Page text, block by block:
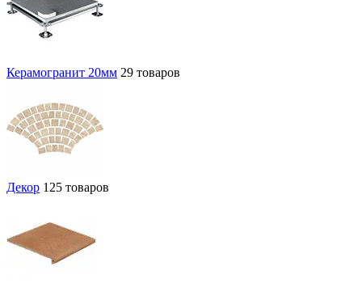
Керамогранит 20мм 29 товаров
Декор 125 товаров